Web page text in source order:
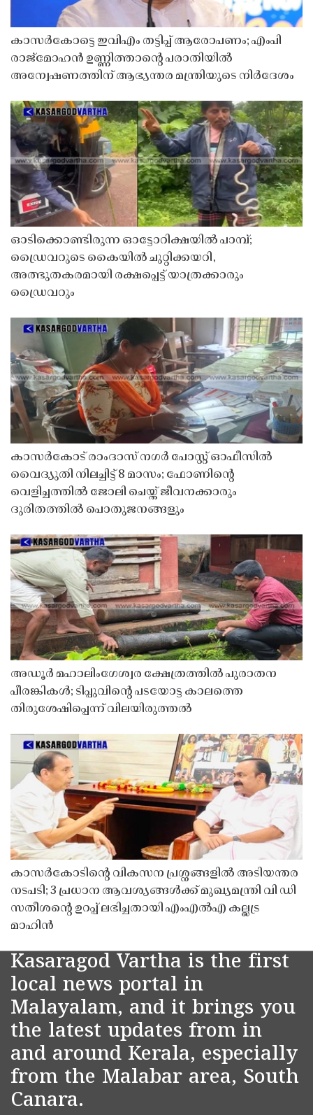
കാസർകോട്ടെ ഇവിഎം തട്ടിപ്പ് ആരോപണം; എംപി
രാജ്‌മോഹൻ ഉണ്ണിത്താന്റെ പരാതിയിൽ
അന്വേഷണത്തിന് ആഭ്യന്തര മന്ത്രിയുടെ നിർദേശം
ഓടിക്കൊണ്ടിരുന്ന ഓട്ടോറിക്ഷയിൽ പാമ്പ്;
ഡ്രൈവറുടെ കൈയിൽ ചുറ്റിക്കയറി,
അത്ഭുതകരമായി രക്ഷപ്പെട്ട് യാത്രക്കാരും
ഡ്രൈവറും
കാസർകോട് രാംദാസ് നഗർ പോസ്റ്റ് ഓഫീസിൽ
വൈദ്യുതി നിലച്ചിട്ട് 8 മാസം; ഫോണിൻ്റെ
വെളിച്ചത്തിൽ ജോലി ചെയ്ത് ജീവനക്കാരും
ദുരിതത്തിൽ പൊതുജനങ്ങളും
അഡൂർ മഹാലിംഗേശ്വര ക്ഷേത്രത്തിൽ പുരാതന
പീരങ്കികൾ; ടിപ്പുവിൻ്റെ പടയോട്ട കാലത്തെ
തിരുശേഷിപ്പെന്ന് വിലയിരുത്തൽ
കാസർകോടിൻ്റെ വികസന പ്രശ്നങ്ങളിൽ അടിയന്തര
നടപടി; 3 പ്രധാന ആവശ്യങ്ങൾക്ക് മുഖ്യമന്ത്രി വി ഡി
സതീശൻ്റെ ഉറപ്പ് ലഭിച്ചതായി എംഎൽഎ കല്ലട്ര
മാഹിൻ
Kasaragod Vartha is the first
local news portal in
Malayalam, and it brings you
the latest updates from in
and around Kerala, especially
from the Malabar area, South
Canara.